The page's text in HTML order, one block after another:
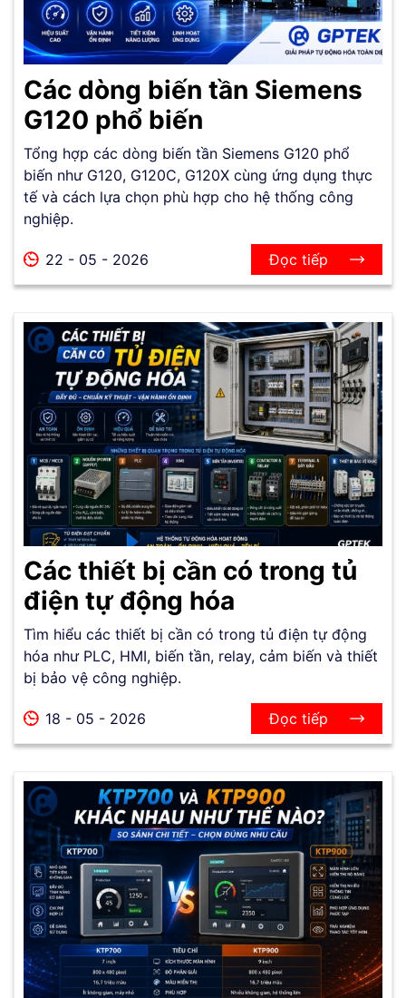
Các dòng biến tần Siemens
G120 phổ biến
Tổng hợp các dòng biến tần Siemens G120 phổ
biến như G120, G120C, G120X cùng ứng dụng thực
tế và cách lựa chọn phù hợp cho hệ thống công
nghiệp.
22 - 05 - 2026 Đọc tiếp
Các thiết bị cần có trong tủ
điện tự động hóa
Tìm hiểu các thiết bị cần có trong tủ điện tự động
hóa như PLC, HMI, biến tần, relay, cảm biến và thiết
bị bảo vệ công nghiệp.
18 - 05 - 2026 Đọc tiếp